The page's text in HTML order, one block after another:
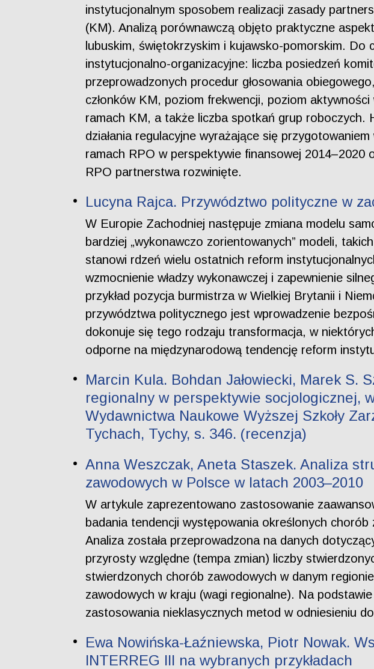
instytucjonalnym sposobem realizacji zasady
(KM). Analizą porównawczą objęto praktyczne
lubuskim, świętokrzyskim i kujawsko-pomorskim.
instytucjonalno-organizacyjne: liczba posiedzeń
przeprowadzonych procedur głosowania
członków KM, poziom frekwencji, poziom
ramach KM, a także liczba spotkań grup roboczych.
działania regulacyjne wyrażające się
ramach RPO w perspektywie finansowej 2014–2020
RPO partnerstwa rozwinięte.
Lucyna Rajca. Przywództwo polityczne w
W Europie Zachodniej następuje zmiana modelu
bardziej „wykonawczo zorientowanych” modeli,
stanowi rdzeń wielu ostatnich reform
wzmocnienie władzy wykonawczej i zapewnienie
przykład pozycja burmistrza w Wielkiej Brytanii i
przywództwa politycznego jest wprowadzenie
dokonuje się tego rodzaju transformacja, w
odporne na międzynarodową tendencję reform
Marcin Kula. Bohdan Jałowiecki, Marek S.
regionalny w perspektywie socjologicznej,
Wydawnictwa Naukowe Wyższej Szkoły
Tychach, Tychy, s. 346. (recenzja)
Anna Weszczak, Aneta Staszek. Analiza
zawodowych w Polsce w latach 2003–2010
W artykule zaprezentowano zastosowanie
badania tendencji występowania określonych
Analiza została przeprowadzona na danych
przyrosty względne (tempa zmian) liczby
stwierdzonych chorób zawodowych w danym
zawodowych w kraju (wagi regionalne). Na
zastosowania nieklasycznych metod w odniesieniu
Ewa Nowińska-Łaźniewska, Piotr Nowak.
INTERREG III na wybranych przykładach